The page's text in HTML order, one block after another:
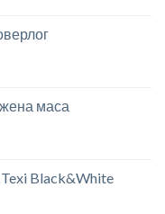
маса
Black&White